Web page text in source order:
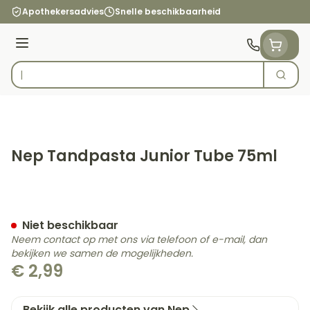
Ga naar de inhoud
Apothekersadvies Snelle beschikbaarheid
Menu
Product, merk, categorie...
Zoek
Nep Tandpasta Junior Tube 75ml
€ 2,99
Niet beschikbaar
Neem contact op met ons via telefoon of e-mail, dan
bekijken we samen de mogelijkheden.